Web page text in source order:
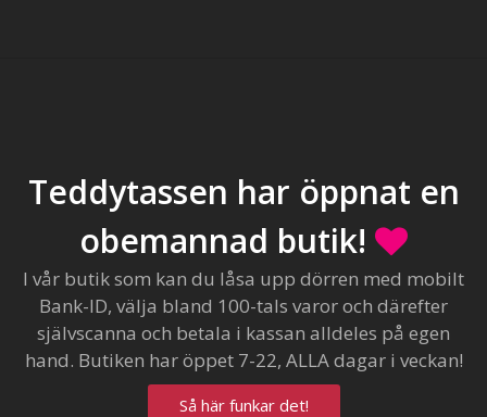
Teddytassen har öppnat en
obemannad butik!
I vår butik som kan du låsa upp dörren med mobilt
Bank-ID, välja bland 100-tals varor och därefter
självscanna och betala i kassan alldeles på egen
hand. Butiken har öppet 7-22, ALLA dagar i veckan!
Så här funkar det!